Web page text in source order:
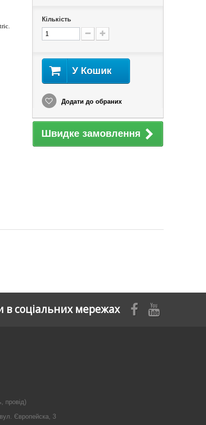
Кількість
У Кошик
Додати до обраних
Швидке замовлення
в соціальних мережах
провід)
Європейска, 3